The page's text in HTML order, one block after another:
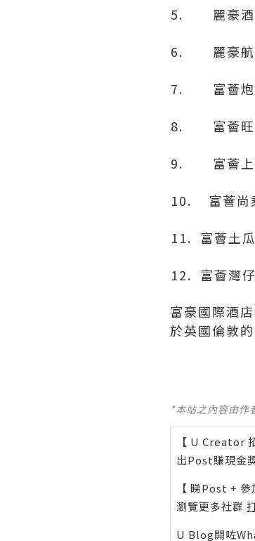
5. 麗豪酒
6. 麗豪航
7. 富薈炮
8. 富薈旺
9. 富薈上
10. 富薈尚
11. 富薈土
12. 富薈灣
富豪國際酒
於英國倫敦
*本站之內容由作
【 U Creator
出Post賺現金
【 睇Post + 參
瀏覽更多社群
U Blog開咗